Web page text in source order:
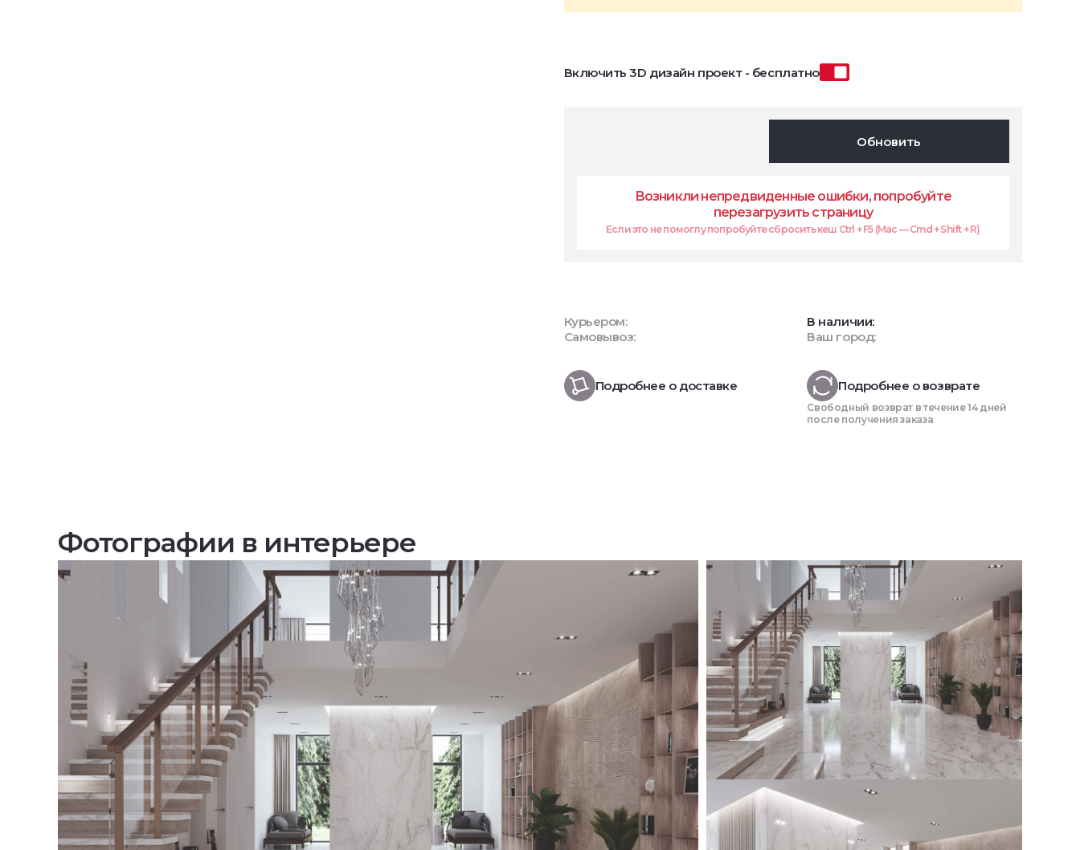
Включить 3D дизайн проект - бесплатно
Обновить
Возникли непредвиденные ошибки, попробуйте
перезагрузить страницу
Если это не помоглу попробуйте сбросить кеш Ctrl + F5 (Mac — Cmd + Shift + R)
Курьером:
Самовывоз:
В наличии:
Ваш город:
Подробнее о доставке Подробнее о возврате
Свободный возврат в течение 14 дней
после получения заказа
Фотографии в интерьере